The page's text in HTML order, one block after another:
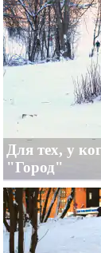
Для тех, у
"Город"